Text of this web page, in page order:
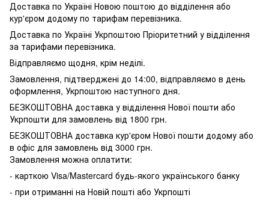
Доставка по Україні Новою поштою до відділення або
кур'єром додому по тарифам перевізника.
Доставка по Україні Укрпоштою Пріоритетний у відділення
за тарифами перевізника.
Відправляємо щодня, крім неділі.
Замовлення, підтверджені до 14:00, відправляємо в день
оформлення, Укрпоштою наступного дня.
БЕЗКОШТОВНА доставка у відділення Нової пошти або
Укрпошти для замовлень від 1800 грн.
БЕЗКОШТОВНА доставка кур'єром Нової пошти додому або
в офіс для замовлень від 3000 грн.
Замовлення можна оплатити:
- карткою Visa/Mastercard будь-якого українського банку
- при отриманні на Новій пошті або Укрпошті